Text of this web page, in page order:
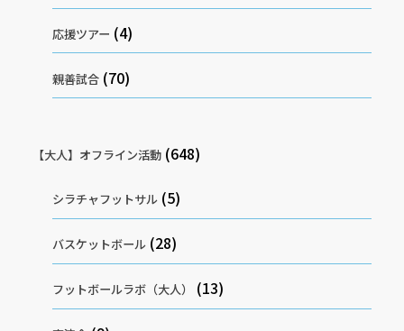
応援ツアー (4)
親善試合 (70)
【大人】オフライン活動(648)
シラチャフットサル (5)
バスケットボール (28)
フットボールラボ（大人） (13)